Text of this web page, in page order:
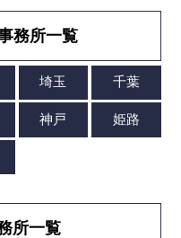
務所一覧
所一覧